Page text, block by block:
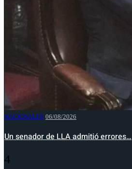
NACIONALES 06/08/2026
Un senador de LLA admitió errores…
4